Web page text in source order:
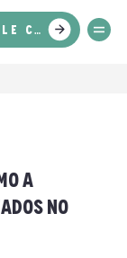
FALE CONOSCO
a
no